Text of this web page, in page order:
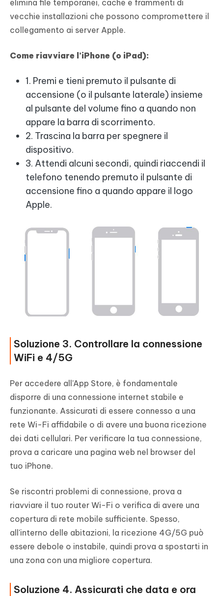
elimina file temporanei, cache e frammenti di
vecchie installazioni che possono compromettere il
collegamento ai server Apple.
Come riavviare l’iPhone (o iPad):
1. Premi e tieni premuto il pulsante di
accensione (o il pulsante laterale) insieme
al pulsante del volume fino a quando non
appare la barra di scorrimento.
2. Trascina la barra per spegnere il
dispositivo.
3. Attendi alcuni secondi, quindi riaccendi il
telefono tenendo premuto il pulsante di
accensione fino a quando appare il logo
Apple.
Soluzione 3. Controllare la connessione
WiFi e 4/5G
Per accedere all'App Store, è fondamentale
disporre di una connessione internet stabile e
funzionante. Assicurati di essere connesso a una
rete Wi-Fi affidabile o di avere una buona ricezione
dei dati cellulari. Per verificare la tua connessione,
prova a caricare una pagina web nel browser del
tuo iPhone.
Se riscontri problemi di connessione, prova a
riavviare il tuo router Wi-Fi o verifica di avere una
copertura di rete mobile sufficiente. Spesso,
all'interno delle abitazioni, la ricezione 4G/5G può
essere debole o instabile, quindi prova a spostarti in
una zona con una migliore copertura.
Soluzione 4. Assicurati che data e ora